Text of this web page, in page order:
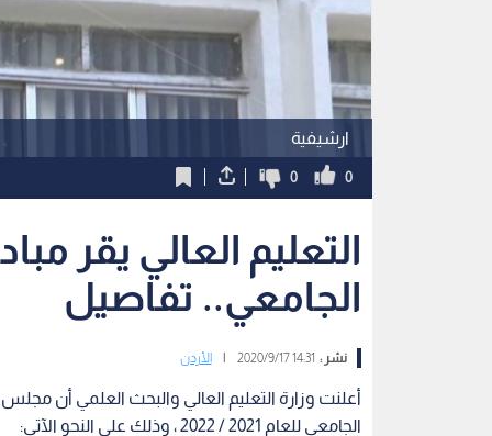
ارشيفية
0
0
التعليم العالي يقر
الجامعي.. تفاصيل
نشر : 14:31 2020/9/17 الأردن
أعلنت وزارة التعليم العالي والبحث العلمي أن مجلس
الجامعي للعام 2021 / 2022 ، وذلك على النحو الآتي: